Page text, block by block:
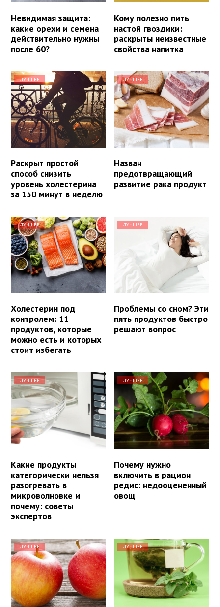
Невидимая защита:
какие орехи и семена
действительно нужны
после 60?
Кому полезно пить
настой гвоздики:
раскрыты неизвестные
свойства напитка
ЛУЧШЕЕ
Раскрыт простой
способ снизить
уровень холестерина
за 150 минут в неделю
ЛУЧШЕЕ
Назван
предотвращающий
развитие рака продукт
ЛУЧШЕЕ
Холестерин под
контролем: 11
продуктов, которые
можно есть и которых
стоит избегать
ЛУЧШЕЕ
Проблемы со сном? Эти
пять продуктов быстро
решают вопрос
ЛУЧШЕЕ
Какие продукты
категорически нельзя
разогревать в
микроволновке и
почему: советы
экспертов
ЛУЧШЕЕ
Почему нужно
включить в рацион
редис: недооцененный
овощ
ЛУЧШЕЕ ЛУЧШЕЕ